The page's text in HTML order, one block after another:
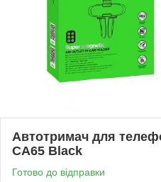
Автотримач для
CA65 Black
Готово до відправки